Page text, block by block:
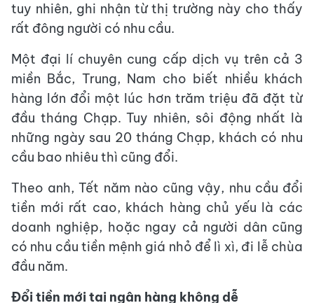
tuy nhiên, ghi nhận từ thị trường này cho thấy
rất đông người có nhu cầu.
Một đại lí chuyên cung cấp dịch vụ trên cả 3
miền Bắc, Trung, Nam cho biết nhiều khách
hàng lớn đổi một lúc hơn trăm triệu đã đặt từ
đầu tháng Chạp. Tuy nhiên, sôi động nhất là
những ngày sau 20 tháng Chạp, khách có nhu
cầu bao nhiêu thì cũng đổi.
Theo anh, Tết năm nào cũng vậy, nhu cầu đổi
tiền mới rất cao, khách hàng chủ yếu là các
doanh nghiệp, hoặc ngay cả người dân cũng
có nhu cầu tiền mệnh giá nhỏ để lì xì, đi lễ chùa
đầu năm.
Đổi tiền mới tại ngân hàng không dễ